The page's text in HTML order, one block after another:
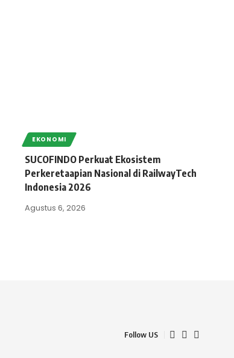
EKONOMI
SUCOFINDO Perkuat Ekosistem
Perkeretaapian Nasional di RailwayTech
Indonesia 2026
Agustus 6, 2026
Follow US